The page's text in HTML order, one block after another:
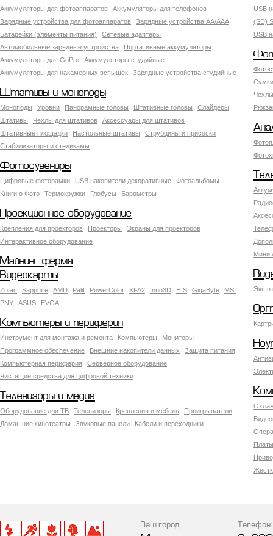
Аккумуляторы для фотоаппаратов
Аккумуляторы для телефонов
Зарядные устройства для фотоаппаратов
Зарядные устройства AA/AAA
Батарейки (элементы питания)
Сетевые адаптеры
Автомобильные зарядные устройства
Портативные аккумуляторы
Аккумуляторы для GoPro
Аккумуляторы студийные
Аккумуляторы для накамерных вспышек
Зарядные устройства студийные
USB
(SD)
USB
Штативы и моноподы
Моноподы Уровни Панорамные головы Штативные головы
Слайдеры
Штативы
Чехлы для штативов
Аксессуары для штативов
Штативные площадки
Настольные штативы
Струбцины и присоски
Стабилизаторы и стедикамы
Фотосувениры
Цифровые фоторамки USB накопители декоративные
Фотоальбомы
Книги о Фото
Термокружки Глобусы Барометры
Мини
Проекционное оборудование
Крепления для проекторов Проекторы
Экраны для проекторов
Интерактивное оборудование
Майнинг ферма
Экшн
Видеокарты
Zotac Sapphire AMD Palit PowerColor KFA2 Inno3D HIS GigaByte
MSI
PNY
ASUS EVGA
Компьютеры и периферия
Инструмент для монтажа и ремонта Компьютеры
Мониторы
Программное обеспечение
Внешние накопители данных
Защита питания
Компьютерная периферия
Серверное оборудование
Чистящие средства для цифровой техники
Телевизоры и медиа
Оборудование для ТВ Телевизоры Крепления и мебель
Проигрыватели
Домашние кинотеатры
Звуковые панели Кабели и переходники
Ваш город Телефон